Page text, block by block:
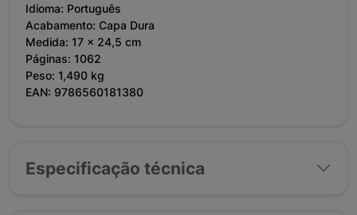
Idioma: Português
Acabamento: Capa Dura
Medida: 17 x 24,5 cm
Páginas: 1062
Peso: 1,490 kg
EAN: 9786560181380
Especificação técnica